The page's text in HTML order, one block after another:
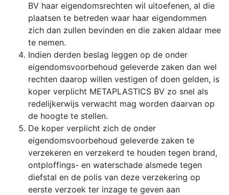
BV haar eigendomsrechten wil uitoefenen, al die
plaatsen te betreden waar haar eigendommen
zich dan zullen bevinden en die zaken aldaar mee
te nemen.
Indien derden beslag leggen op de onder
eigendomsvoorbehoud geleverde zaken dan wel
rechten daarop willen vestigen of doen gelden, is
koper verplicht METAPLASTICS BV zo snel als
redelijkerwijs verwacht mag worden daarvan op
de hoogte te stellen.
De koper verplicht zich de onder
eigendomsvoorbehoud geleverde zaken te
verzekeren en verzekerd te houden tegen brand,
ontploffings- en waterschade alsmede tegen
diefstal en de polis van deze verzekering op
eerste verzoek ter inzage te geven aan